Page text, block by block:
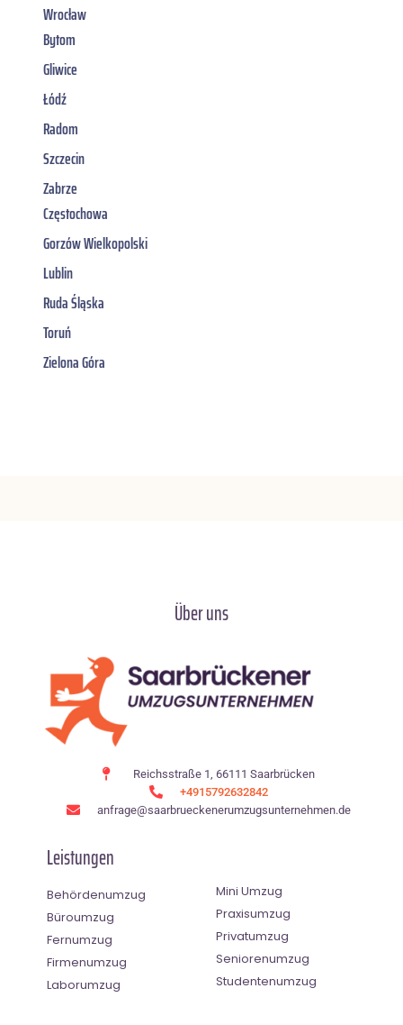
Wrocław
Bytom
Gliwice
Łódź
Radom
Szczecin
Zabrze
Częstochowa
Gorzów Wielkopolski
Lublin
Ruda Śląska
Toruń
Zielona Góra
Über uns
Reichsstraße 1, 66111 Saarbrücken
+4915792632842
anfrage@saarbrueckenerumzugsunternehmen.de
Leistungen
Behördenumzug
Büroumzug
Fernumzug
Firmenumzug
Laborumzug
Mini Umzug
Praxisumzug
Privatumzug
Seniorenumzug
Studentenumzug